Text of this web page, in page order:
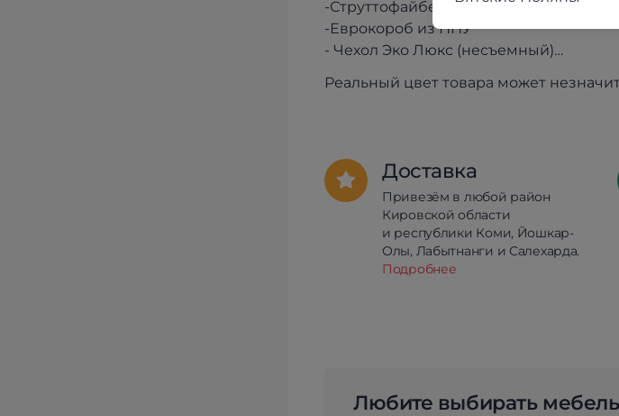
-Струттофайбер 20 мм
-Еврокороб из ППУ
- Чехол Эко Люкс (несъемный)
Реальный цвет товара может
Доставка
Привезём в любой район
Кировской области
и республики Коми, Йошкар-
Олы, Лабытнанги и Салехарда.
Подробнее
Любите выбирать